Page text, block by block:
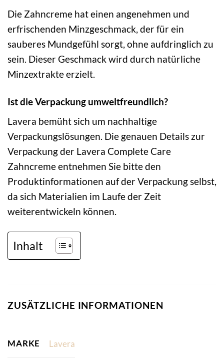
Die Zahncreme hat einen angenehmen und
erfrischenden Minzgeschmack, der für ein
sauberes Mundgefühl sorgt, ohne aufdringlich zu
sein. Dieser Geschmack wird durch natürliche
Minzextrakte erzielt.
Ist die Verpackung umweltfreundlich?
Lavera bemüht sich um nachhaltige
Verpackungslösungen. Die genauen Details zur
Verpackung der Lavera Complete Care
Zahncreme entnehmen Sie bitte den
Produktinformationen auf der Verpackung selbst,
da sich Materialien im Laufe der Zeit
weiterentwickeln können.
Inhalt
ZUSÄTZLICHE INFORMATIONEN
MARKE Lavera